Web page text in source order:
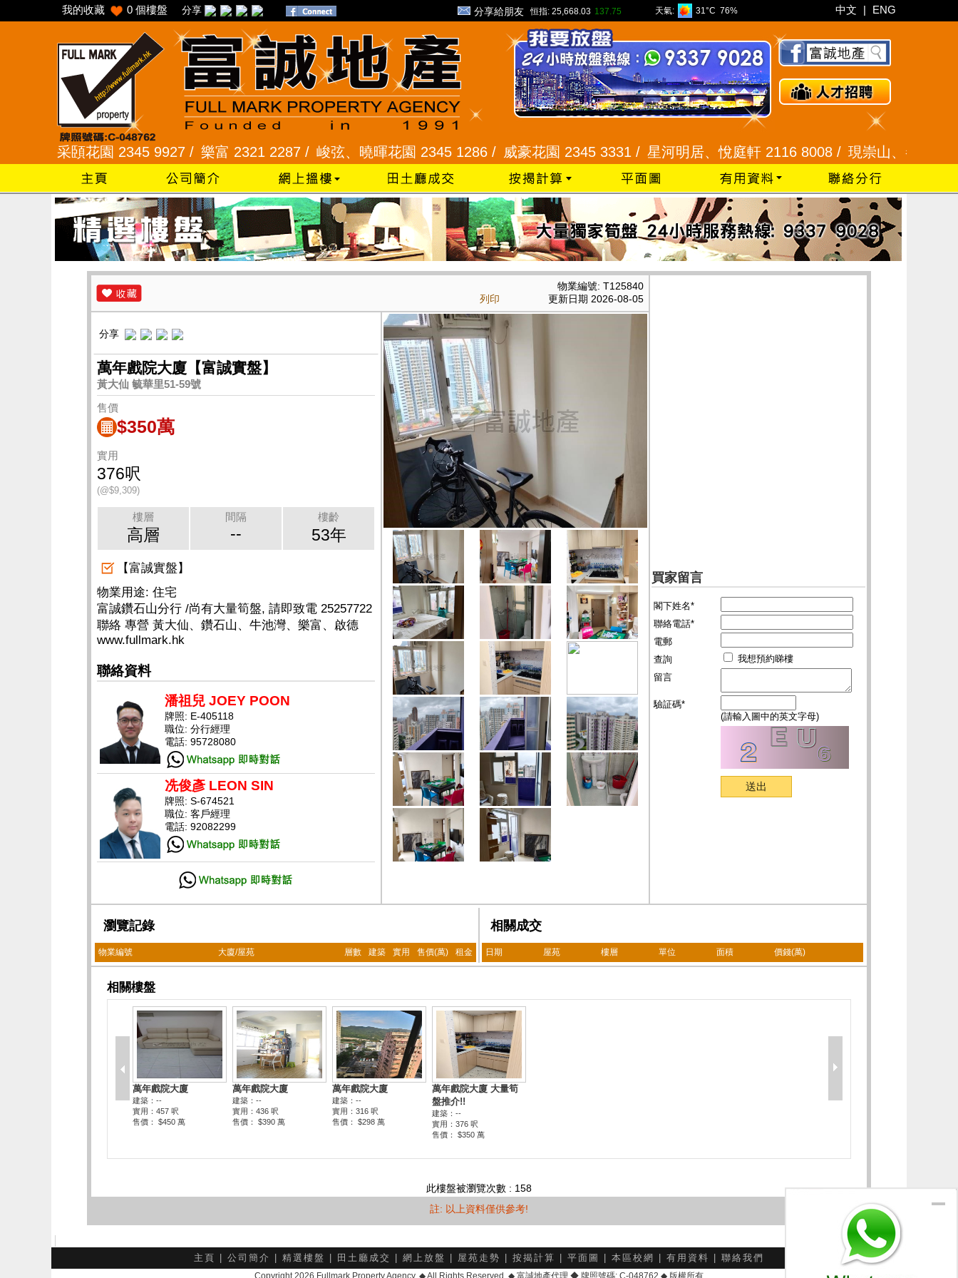
我的收藏 0 個樓盤 分享 分享給朋友 恒指: 25,668.03 137.75 天氣: 31°C 76% 中文 | ENG
采頣花園 2345 9927 /樂富 2321 2287 /峻弦、曉暉花園 2345 1286 /威豪花園 2345 3331 /星河明居、悅庭軒 2116 8008 /現崇山、譽港灣 2345
列印
物業編號: T125840
更新日期 2026-08-05
買家留言
閣下姓名*
聯絡電話*
電郵
查詢
我想預約睇樓
留言
驗証碼*
(請輸入圖中的英文字母)
分享
萬年戲院大廈【富誠實盤】
黃大仙 毓華里51-59號
售價
$350萬
實用
376呎
(@$9,309)
樓層
高層
間隔
--
樓齡
53年
【富誠實盤】
物業用途: 住宅
富誠鑽石山分行 /尚有大量筍盤, 請即致電 25257722
聯絡 專營 黃大仙、鑽石山、牛池灣、樂富、啟德
www.fullmark.hk
聯絡資料
潘祖兒 JOEY POON
牌照: E-405118
職位: 分行經理
電話: 95728080
冼俊彥 LEON SIN
牌照: S-674521
職位: 客戶經理
電話: 92082299
瀏覽記錄
物業編號 大廈/屋苑 層數 建築 實用 售價(萬) 租金
相關成交
日期 屋苑 樓層 單位 面積 價錢(萬)
此樓盤被瀏覽次數 : 158
註: 以上資料僅供參考!
主頁 公司簡介 精選樓盤 田土廳成交 網上放盤 屋苑走勢 按揭計算 平面圖 本區校網 有用資料 聯絡我們
Copyright 2026 Fullmark Property Agency. ◆ All Rights Reserved. ◆ 富誠地產代理 ◆ 牌照號碼: C-048762 ◆ 版權所有